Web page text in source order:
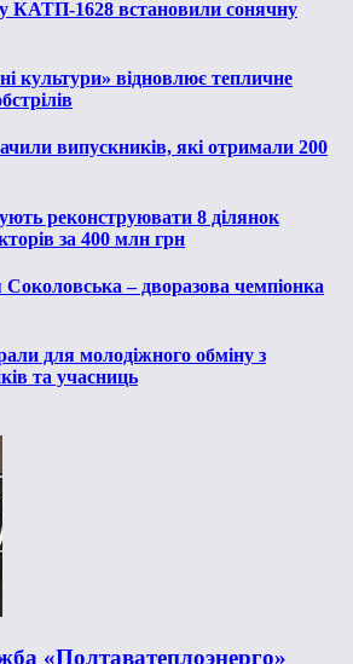
КАТП-1628 встановили сонячну
культури» відновлює тепличне
випускників, які отримали 200
реконструювати 8 ділянок
за 400 млн грн
– дворазова чемпіонка
для молодіжного обміну з
та учасниць
«Полтаватеплоэнерго»